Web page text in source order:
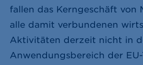
fallen das Kerngeschäft von
alle damit verbundenen
Aktivitäten derzeit nicht in
Anwendungsbereich der